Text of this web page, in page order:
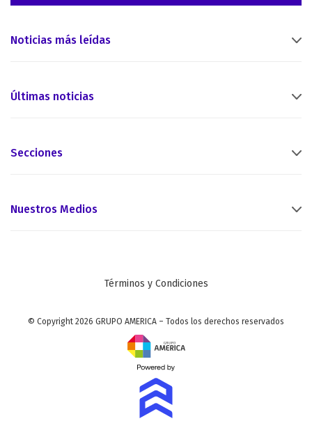
Noticias más leídas
Últimas noticias
Secciones
Nuestros Medios
Términos y Condiciones
© Copyright 2026 GRUPO AMERICA – Todos los derechos reservados